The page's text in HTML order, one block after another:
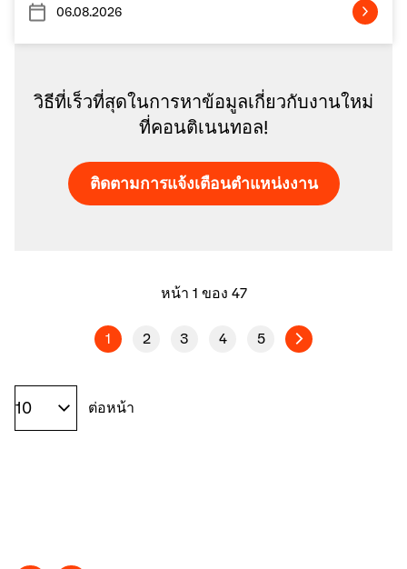
06.08.2026
วิธีที่เร็วที่สุดในการหาข้อมูลเกี่ยวกับงานใหม่
ที่คอนติเนนทอล!
ติดตามการแจ้งเตือนตำแหน่งงาน
หน้า 1 ของ 47
1 2 3 4 5
ต่อหน้า